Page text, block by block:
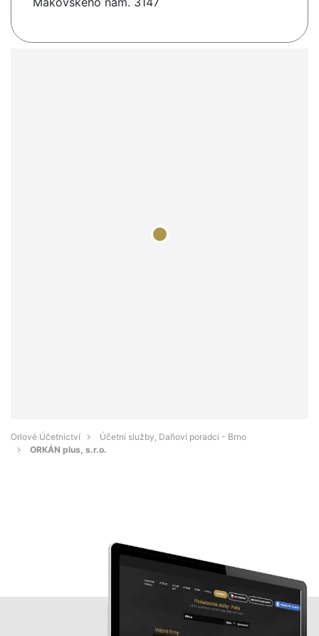
Orlové Účetnictví
Účetní služby, Daňoví poradci - Brno
ORKÁN plus, s.r.o.